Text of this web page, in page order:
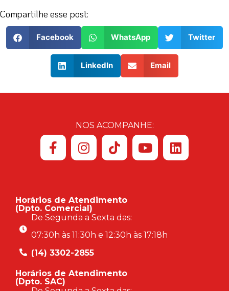
Compartilhe esse post:
Facebook WhatsApp Twitter
LinkedIn Email
NOS ACOMPANHE:
Horários de Atendimento
(Dpto. Comercial)
De Segunda a Sexta das:
07:30h às 11:30h e 12:30h às 17:18h
(14) 3302-2855
Horários de Atendimento
(Dpto. SAC)